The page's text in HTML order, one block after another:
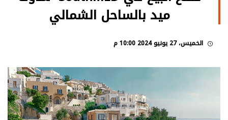
ميد بالساحل الشمالي
الخميس، 27 يونيو 2024 10:00 م